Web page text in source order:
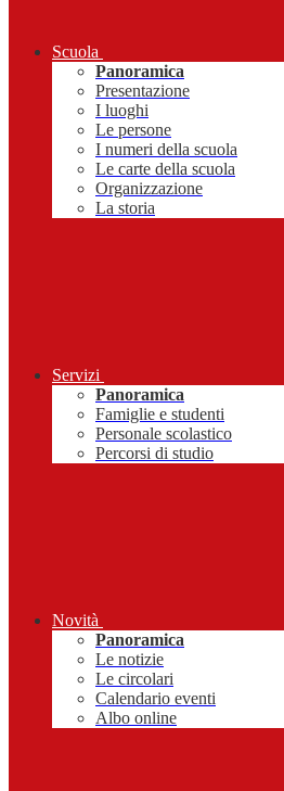
Scuola
Panoramica
Presentazione
I luoghi
Le persone
I numeri della scuola
Le carte della scuola
Organizzazione
La storia
Servizi
Panoramica
Famiglie e studenti
Personale scolastico
Percorsi di studio
Novità
Panoramica
Le notizie
Le circolari
Calendario eventi
Albo online